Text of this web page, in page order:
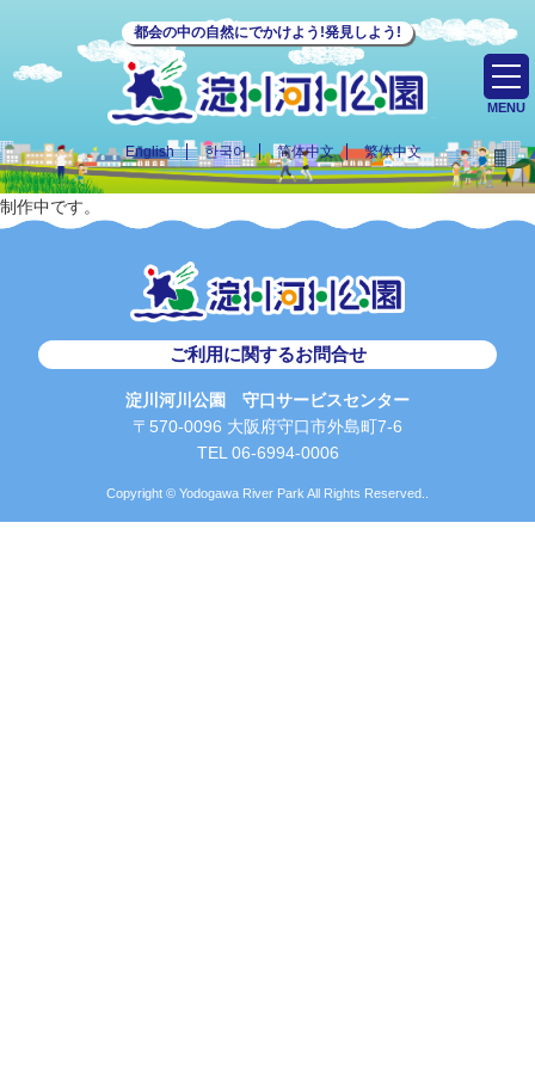
都会の中の自然にでかけよう!発見しよう!
English 한국어 简体中文 繁体中文
MENU
制作中です。
ご利用に関するお問合せ
淀川河川公園 守口サービスセンター
〒570-0096 大阪府守口市外島町7-6
TEL 06-6994-0006
Copyright © Yodogawa River Park All Rights Reserved..